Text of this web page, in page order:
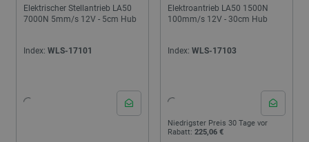
Elektrischer Stellantrieb LA50
7000N 5mm/s 12V - 5cm Hub
Index: WLS-17101
Elektroantrieb LA50 1500N
100mm/s 12V - 30cm Hub
Index: WLS-17103
Niedrigster Preis 30 Tage vor
Rabatt: 225,06 €